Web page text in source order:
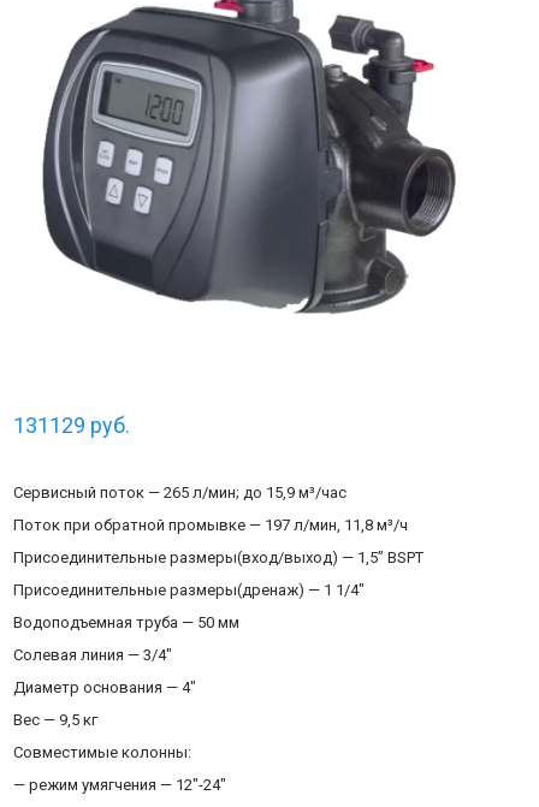
131129 руб.
Сервисный поток — 265 л/мин; до 15,9 м³/час
Поток при обратной промывке — 197 л/мин, 11,8 м³/ч
Присоединительные размеры(вход/выход) — 1,5” BSPT
Присоединительные размеры(дренаж) — 1 1/4″
Водоподъемная труба — 50 мм
Солевая линия — 3/4″
Диаметр основания — 4″
Вес — 9,5 кг
Совместимые колонны:
— режим умягчения — 12″-24″